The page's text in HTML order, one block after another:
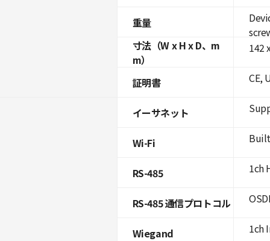
重量
寸法（W x H x D、m
m）
証明書
イーサネット
Wi-Fi
RS-485
RS-485 通信プロトコル
Wiegand
142
CE,
1ch
1ch